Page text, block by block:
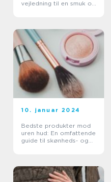
vejledning til en smuk og
10. januar 2024
Bedste produkter mod
uren hud: En omfattende
guide til skønheds- og